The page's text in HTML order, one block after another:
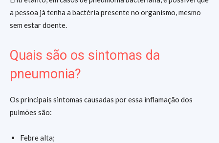
a pessoa já tenha a bactéria presente no organismo, mesmo
sem estar doente.
Quais são os sintomas da
pneumonia?
Os principais sintomas causadas por essa inflamação dos
pulmões são:
Febre alta;